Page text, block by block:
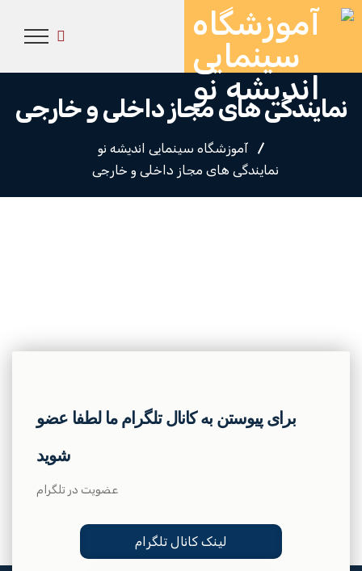
نمایندگی های مجاز داخلی و خارجی
آموزشگاه سینمایی اندیشه نو
نمایندگی های مجاز داخلی و خارجی
برای پیوستن به کانال تلگرام ما لطفا عضو
شوید
عضویت در تلگرام
لینک کانال تلگرام